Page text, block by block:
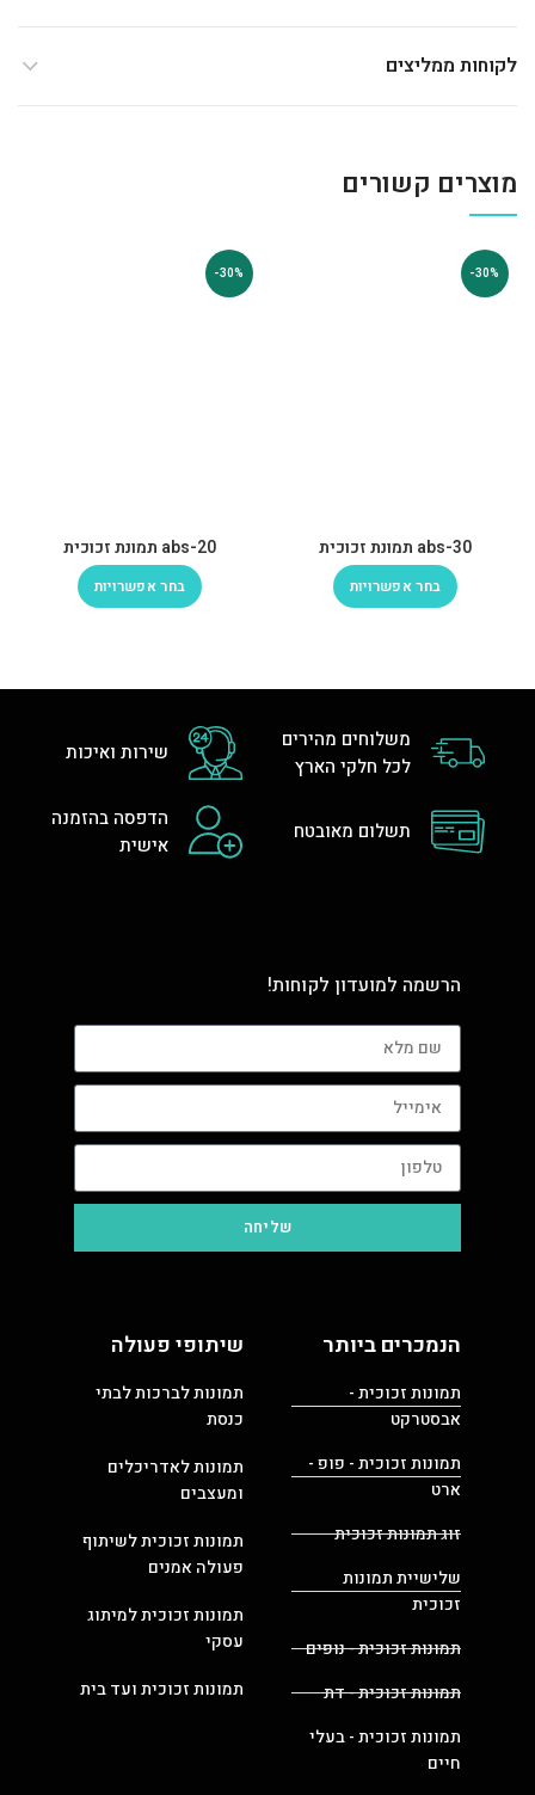
לקוחות ממליצים
מוצרים קשורים
-30%
abs-30 תמונת זכוכית
בחר אפשרויות
-30%
abs-20 תמונת זכוכית
בחר אפשרויות
משלוחים מהירים
לכל חלקי הארץ
שירות ואיכות
תשלום מאובטח
הדפסה בהזמנה
אישית
הרשמה למועדון לקוחות!
שליחה
הנמכרים ביותר
תמונות זכוכית -
אבסטרקט
תמונות זכוכית - פופ -
ארט
זוג תמונות זכוכית
שלישיית תמונות
זכוכית
תמונות זכוכית - נופים
תמונות זכוכית - דת
תמונות זכוכית - בעלי
חיים
שיתופי פעולה
תמונות לברכות לבתי
כנסת
תמונות לאדריכלים
ומעצבים
תמונות זכוכית לשיתוף
פעולה אמנים
תמונות זכוכית למיתוג
עסקי
תמונות זכוכית ועד בית